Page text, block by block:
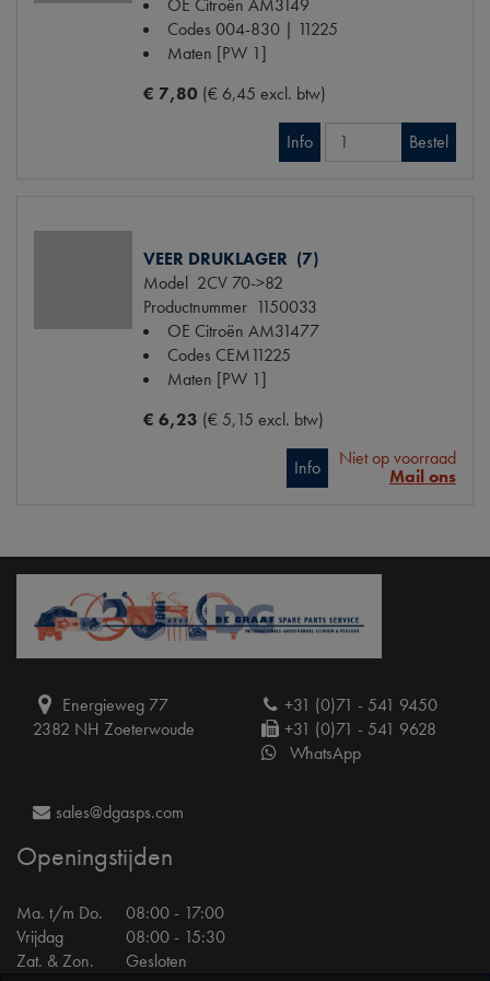
OE Citroën AM3149
Codes 004-830 | 11225
Maten [PW 1]
€ 7,80 (€ 6,45 excl. btw)
Info Bestel
VEER DRUKLAGER (7)
Model 2CV 70->82
Productnummer 1150033
OE Citroën AM31477
Codes CEM11225
Maten [PW 1]
€ 6,23 (€ 5,15 excl. btw)
Info
Niet op voorraad
Mail ons
Energieweg 77
2382 NH Zoeterwoude
+31 (0)71 - 541 9450
+31 (0)71 - 541 9628
WhatsApp
sales@dgasps.com
Openingstijden
Ma. t/m Do.
08:00 - 17:00
Vrijdag
08:00 - 15:30
Zat. & Zon.
Gesloten